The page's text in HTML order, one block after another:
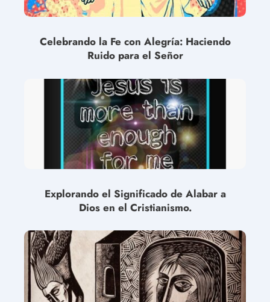
Celebrando la Fe con Alegría: Haciendo
Ruido para el Señor
Explorando el Significado de Alabar a
Dios en el Cristianismo.